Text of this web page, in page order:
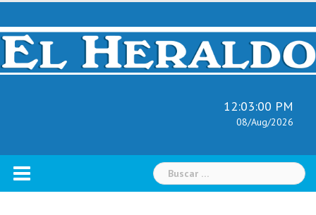
Skip
content
12:03:01 PM
08/Aug/2026
Buscar: